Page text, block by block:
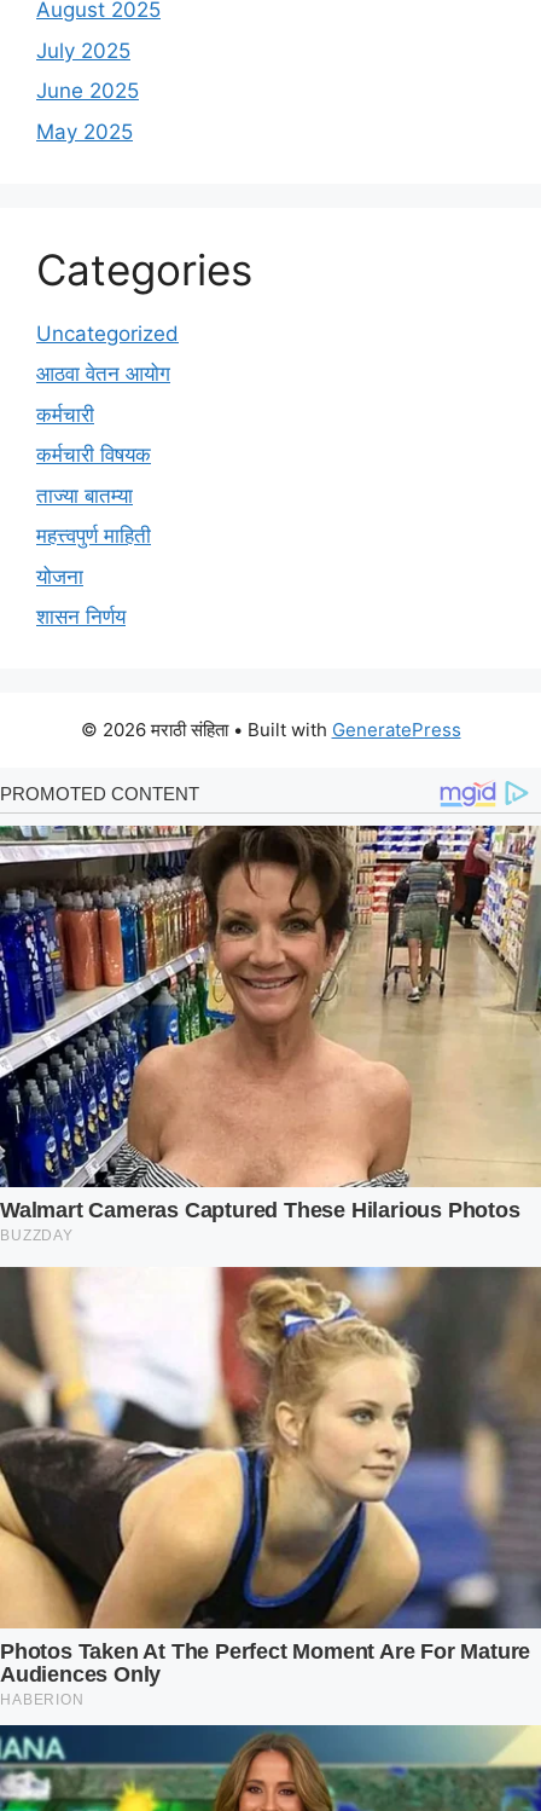
August 2025
July 2025
June 2025
May 2025
Categories
Uncategorized
आठवा वेतन आयोग
कर्मचारी
कर्मचारी विषयक
ताज्या बातम्या
महत्त्वपुर्ण माहिती
योजना
शासन निर्णय
© 2026 मराठी संहिता• Built with GeneratePress